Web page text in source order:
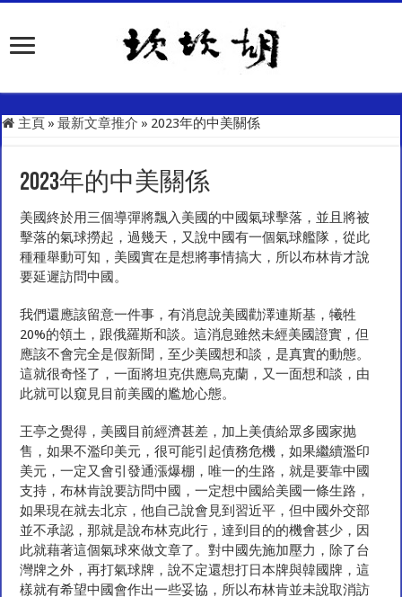
主頁 » 最新文章推介 » 2023年的中美關係
2023年的中美關係
美國終於用三個導彈將飄入美國的中國氣球擊落，並且將被
擊落的氣球撈起，過幾天，又說中國有一個氣球艦隊，從此
種種舉動可知，美國實在是想將事情搞大，所以布林肯才說
要延遲訪問中國。
我們還應該留意一件事，有消息說美國勸澤連斯基，犧牲
20%的領土，跟俄羅斯和談。這消息雖然未經美國證實，但
應該不會完全是假新聞，至少美國想和談，是真實的動態。
這就很奇怪了，一面將坦克供應烏克蘭，又一面想和談，由
此就可以窺見目前美國的尷尬心態。
王亭之覺得，美國目前經濟甚差，加上美債給眾多國家抛
售，如果不濫印美元，很可能引起債務危機，如果繼續濫印
美元，一定又會引發通漲爆棚，唯一的生路，就是要靠中國
支持，布林肯說要訪問中國，一定想中國給美國一條生路，
如果現在就去北京，他自己說會見到習近平，但中國外交部
並不承認，那就是說布林克此行，達到目的的機會甚少，因
此就藉著這個氣球來做文章了。對中國先施加壓力，除了台
灣牌之外，再打氣球牌，說不定還想打日本牌與韓國牌，這
樣就有希望中國會作出一些妥協，所以布林肯並未說取消訪